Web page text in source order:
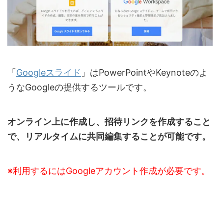
「Googleスライド 」はPowerPointやKeynoteのよ
うなGoogleの提供するツールです。
オンライン上に作成し、招待リンクを作成すること
で、リアルタイムに共同編集することが可能です。
※利用するにはGoogleアカウント作成が必要です。